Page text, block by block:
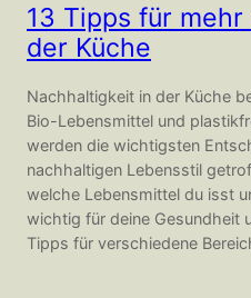
13 Tipps für
der Küche
Nachhaltigkeit in der Küche
Bio-Lebensmittel und
werden die wichtigsten
nachhaltigen Lebensstil
welche Lebensmittel du isst
wichtig für deine Gesundheit
Tipps für verschiedene